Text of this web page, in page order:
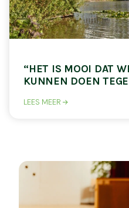
“HET IS MOOI DAT
KUNNEN DOEN
LEES MEER